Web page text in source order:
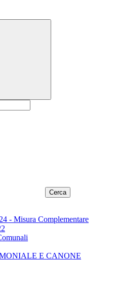
- Misura Complementare
E CANONE